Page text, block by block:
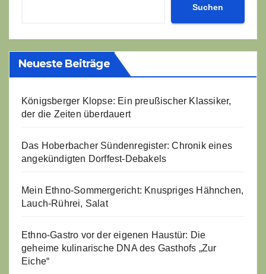
Suchen
Neueste Beiträge
Königsberger Klopse: Ein preußischer Klassiker,
der die Zeiten überdauert
Das Hoberbacher Sündenregister: Chronik eines
angekündigten Dorffest-Debakels
Mein Ethno-Sommergericht: Knuspriges Hähnchen,
Lauch-Rührei, Salat
Ethno-Gastro vor der eigenen Haustür: Die
geheime kulinarische DNA des Gasthofs „Zur
Eiche“